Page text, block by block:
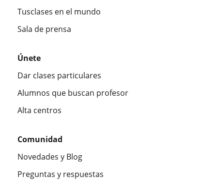
Tusclases en el mundo
Sala de prensa
Únete
Dar clases particulares
Alumnos que buscan profesor
Alta centros
Comunidad
Novedades y Blog
Preguntas y respuestas